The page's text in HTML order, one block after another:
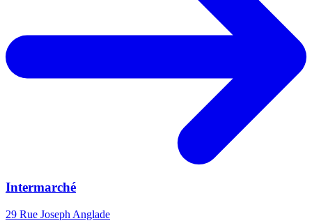
Intermarché
29 Rue Joseph Anglade